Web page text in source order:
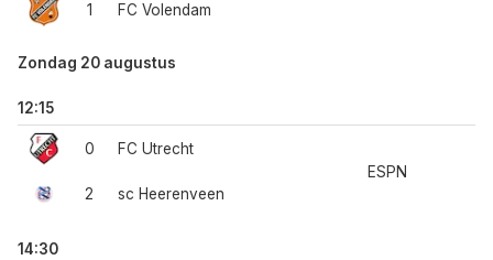
1 FC Volendam
Zondag 20 augustus
12:15
0
2
FC Utrecht
sc Heerenveen
ESPN
14:30